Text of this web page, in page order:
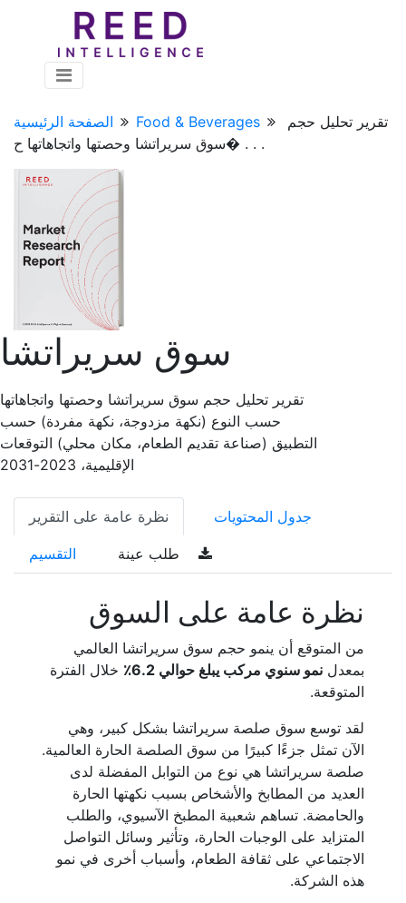
الصفحة الرئيسية Food & Beverages
تقرير تحليل حجم
سوق سريراتشا وحصتها واتجاهاتها ح� . . .
سوق سريراتشا
تقرير تحليل حجم سوق سريراتشا وحصتها واتجاهاتها
حسب النوع (نكهة مزدوجة، نكهة مفردة) حسب
التطبيق (صناعة تقديم الطعام، مكان محلي) التوقعات
الإقليمية، 2023-2031
نظرة عامة على التقرير جدول المحتويات
التقسيم
نظرة عامة على السوق
من المتوقع أن ينمو حجم سوق سريراتشا العالمي
بمعدل نمو سنوي مركب يبلغ حوالي 6.2٪
خلال الفترة
المتوقعة.
لقد توسع سوق صلصة سريراتشا بشكل كبير، وهي
الآن تمثل جزءًا كبيرًا من سوق الصلصة الحارة العالمية.
صلصة سريراتشا هي نوع من التوابل المفضلة لدى
العديد من المطابخ والأشخاص بسبب نكهتها الحارة
والحامضة. تساهم شعبية المطبخ الآسيوي، والطلب
المتزايد على الوجبات الحارة، وتأثير وسائل التواصل
الاجتماعي على ثقافة الطعام، وأسباب أخرى في نمو
هذه الشركة.